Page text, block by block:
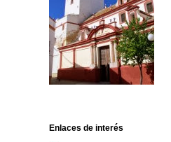
Enlaces de interés